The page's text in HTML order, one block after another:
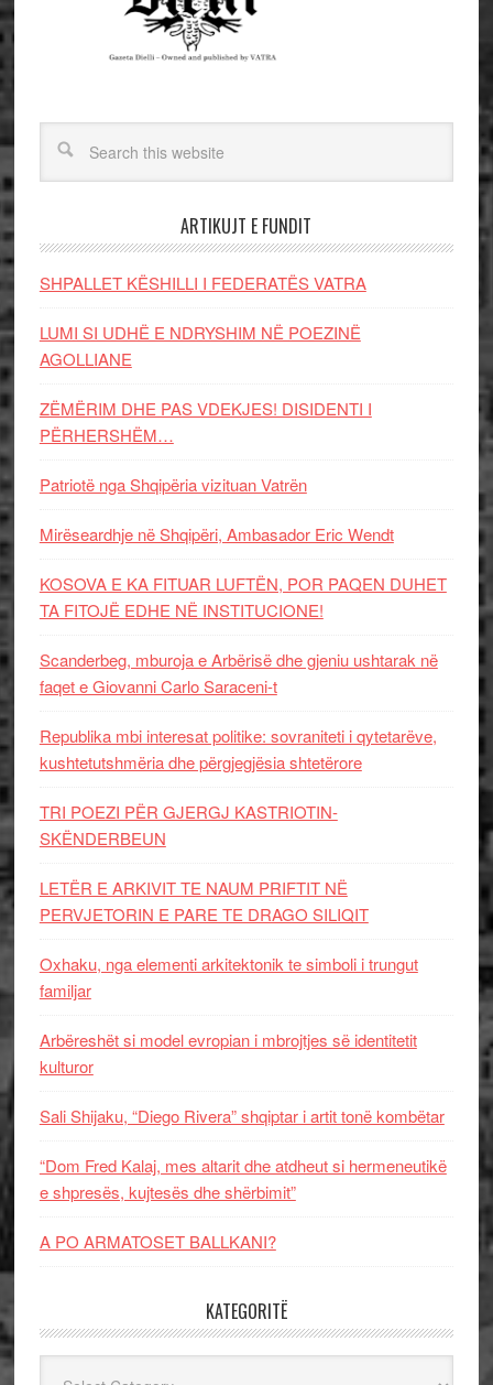
ARTIKUJT E FUNDIT
SHPALLET KËSHILLI I FEDERATËS VATRA
LUMI SI UDHË E NDRYSHIM NË POEZINË
AGOLLIANE
ZËMËRIM DHE PAS VDEKJES! DISIDENTI I
PËRHERSHËM…
Patriotë nga Shqipëria vizituan Vatrën
Mirëseardhje në Shqipëri, Ambasador Eric Wendt
KOSOVA E KA FITUAR LUFTËN, POR PAQEN DUHET
TA FITOJË EDHE NË INSTITUCIONE!
Scanderbeg, mburoja e Arbërisë dhe gjeniu ushtarak në
faqet e Giovanni Carlo Saraceni-t
Republika mbi interesat politike: sovraniteti i qytetarëve,
kushtetutshmëria dhe përgjegjësia shtetërore
TRI POEZI PËR GJERGJ KASTRIOTIN-
SKËNDERBEUN
LETËR E ARKIVIT TE NAUM PRIFTIT NË
PERVJETORIN E PARE TE DRAGO SILIQIT
Oxhaku, nga elementi arkitektonik te simboli i trungut
familjar
Arbëreshët si model evropian i mbrojtjes së identitetit
kulturor
Sali Shijaku, “Diego Rivera” shqiptar i artit tonë kombëtar
“Dom Fred Kalaj, mes altarit dhe atdheut si hermeneutikë
e shpresës, kujtesës dhe shërbimit”
A PO ARMATOSET BALLKANI?
KATEGORITË